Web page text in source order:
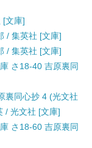
[文庫]
/ 集英社 [文庫]
/ 集英社 [文庫]
さ18-40 吉原裏同
裏同心抄 4 (光文社
/ 光文社 [文庫]
さ18-60 吉原裏同